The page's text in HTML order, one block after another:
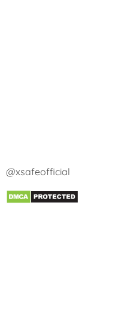
@xsafeofficial